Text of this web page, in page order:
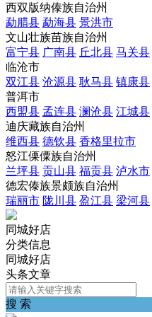
西双版纳傣族自治州
勐腊县 勐海县 景洪市
文山壮族苗族自治州
富宁县 广南县 丘北县 马关县
临沧市
双江县 沧源县 耿马县 镇康县
普洱市
西盟县 孟连县 澜沧县 江城县
迪庆藏族自治州
维西县 德钦县 香格里拉市
怒江傈僳族自治州
兰坪县 贡山县 福贡县 泸水市
德宏傣族景颇族自治州
瑞丽市 陇川县 盈江县 梁河县
同城好店
分类信息
同城好店
头条文章
搜 索